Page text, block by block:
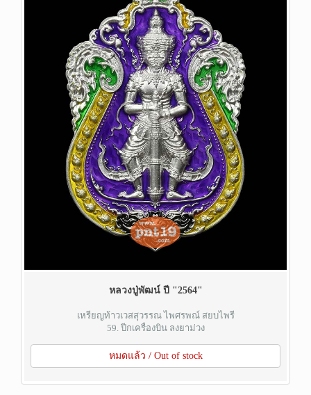
หลวงปู่พัฒน์ ปี "2564"
เหรียญท้าวเวสสุวรรณ ไพศรพณ์ สยบไพรี
59. ปีกเครื่องบิน ลงยาม่วง
หมดแล้ว / Out of stock